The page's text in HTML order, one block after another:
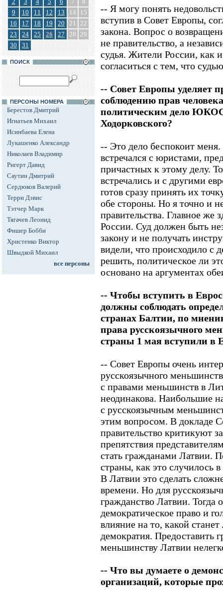
9
10 11 12 13 14
15
16
17 18 19 20 21
22
23
24 25 26 27 28 29
30
31
ПОИСК
ПЕРСОНЫ НОМЕРА
Берестов Дмитрий
Игнатьев Михаил
Исинбаева Елена
Лукашенко Александр
Николаев Владимир
Ригерт Давид
Саутин Дмитрий
Сердюков Валерий
Терри Дэвис
Тэтчер Марк
Тягачев Леонид
Фишер Бобби
Христенко Виктор
Швыдкой Михаил
все персоны
-- Я могу понять
вступив в Совет Европы,
закона. Вопрос о
не правительство, а
судья. Жители России, как
согласиться с тем, что
-- Совет Европы уделяет
соблюдению прав
политическим дело
Ходорковского?
-- Это дело беспокоит
встречался с юристами,
причастных к этому делу.
встречались и с другими
готов сразу принять их
обе стороны. Но я точно и
правительства. Главное же
России. Суд должен быть
закону и не получать
видели, что происходило
решить, политическое ли
основано на аргументах
-- Чтобы вступить в
должны соблюдать
странах Балтии, по
права русскоязычного
страны 1 мая вступили в
-- Совет Европы очень
русскоязычного
с правами меньшинств в
неодинакова. Наибольшие
с русскоязычным
этим вопросом. В докладе
правительство критикуют
препятствия
стать гражданами Латвии.
страны, как это случилось
В Латвии это сделать
времени. Но для
гражданство Латвии. Тогда
демократическое право и
влияние на то, какой
демократия. Предоставить
меньшинству Латвии
-- Что вы думаете о
организаций, которые